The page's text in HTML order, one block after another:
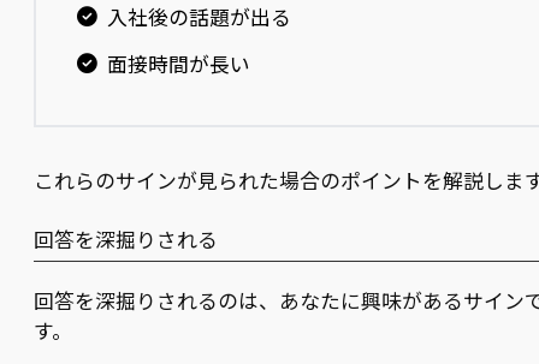
入社後の話題が出る
面接時間が長い
これらのサインが見られた場合のポイントを解説しま
回答を深掘りされる
回答を深掘りされるのは、あなたに興味があるサイン
す。